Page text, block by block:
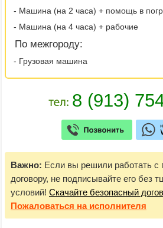
- Машина (на 2 часа) + помощь в
- Машина (на 4 часа) + рабочие
По межгороду:
- Грузовая машина
Важно: Если вы решили работать с
договору, не подписывайте его без
условий! Скачайте безопасный
Пожаловаться на исполнителя